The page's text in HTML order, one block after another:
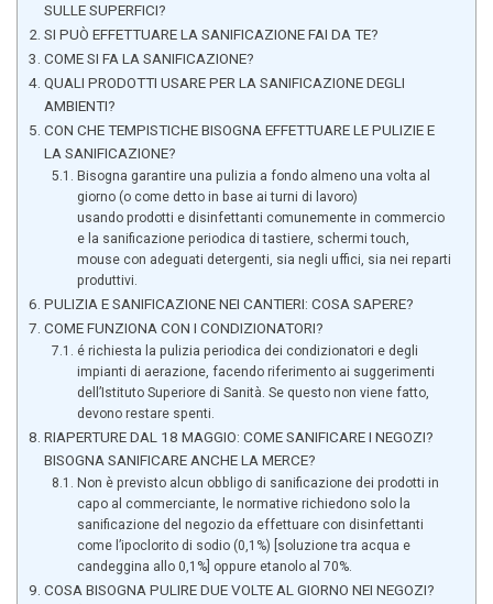
SULLE SUPERFICI?
SI PUÒ EFFETTUARE LA SANIFICAZIONE FAI DA TE?
COME SI FA LA SANIFICAZIONE?
QUALI PRODOTTI USARE PER LA SANIFICAZIONE DEGLI
AMBIENTI?
CON CHE TEMPISTICHE BISOGNA EFFETTUARE LE PULIZIE E
LA SANIFICAZIONE?
Bisogna garantire una pulizia a fondo almeno una volta al
giorno (o come detto in base ai turni di lavoro)
usando prodotti e disinfettanti comunemente in commercio
e la sanificazione periodica di tastiere, schermi touch,
mouse con adeguati detergenti, sia negli uffici, sia nei reparti
produttivi.
PULIZIA E SANIFICAZIONE NEI CANTIERI: COSA SAPERE?
COME FUNZIONA CON I CONDIZIONATORI?
é richiesta la pulizia periodica dei condizionatori e degli
impianti di aerazione, facendo riferimento ai suggerimenti
dell’Istituto Superiore di Sanità. Se questo non viene fatto,
devono restare spenti.
RIAPERTURE DAL 18 MAGGIO: COME SANIFICARE I NEGOZI?
BISOGNA SANIFICARE ANCHE LA MERCE?
Non è previsto alcun obbligo di sanificazione dei prodotti in
capo al commerciante, le normative richiedono solo la
sanificazione del negozio da effettuare con disinfettanti
come l’ipoclorito di sodio (0,1%) [soluzione tra acqua e
candeggina allo 0,1%] oppure etanolo al 70%.
COSA BISOGNA PULIRE DUE VOLTE AL GIORNO NEI NEGOZI?